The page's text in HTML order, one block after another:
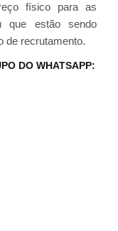
físico para as
que estão sendo
de recrutamento.
DO WHATSAPP: